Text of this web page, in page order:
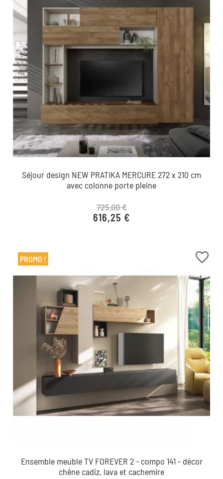
Séjour design NEW PRATIKA MERCURE 272 x 210 cm
avec colonne porte pleine
Prix de base
725,00 €
Prix
616,25 €
favorite_border
Ensemble meuble TV FOREVER 2 - compo 141 - décor
chêne cadiz, lava et cachemire
PROMO !